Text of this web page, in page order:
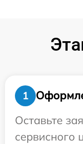
1
Оставьте
сервисного